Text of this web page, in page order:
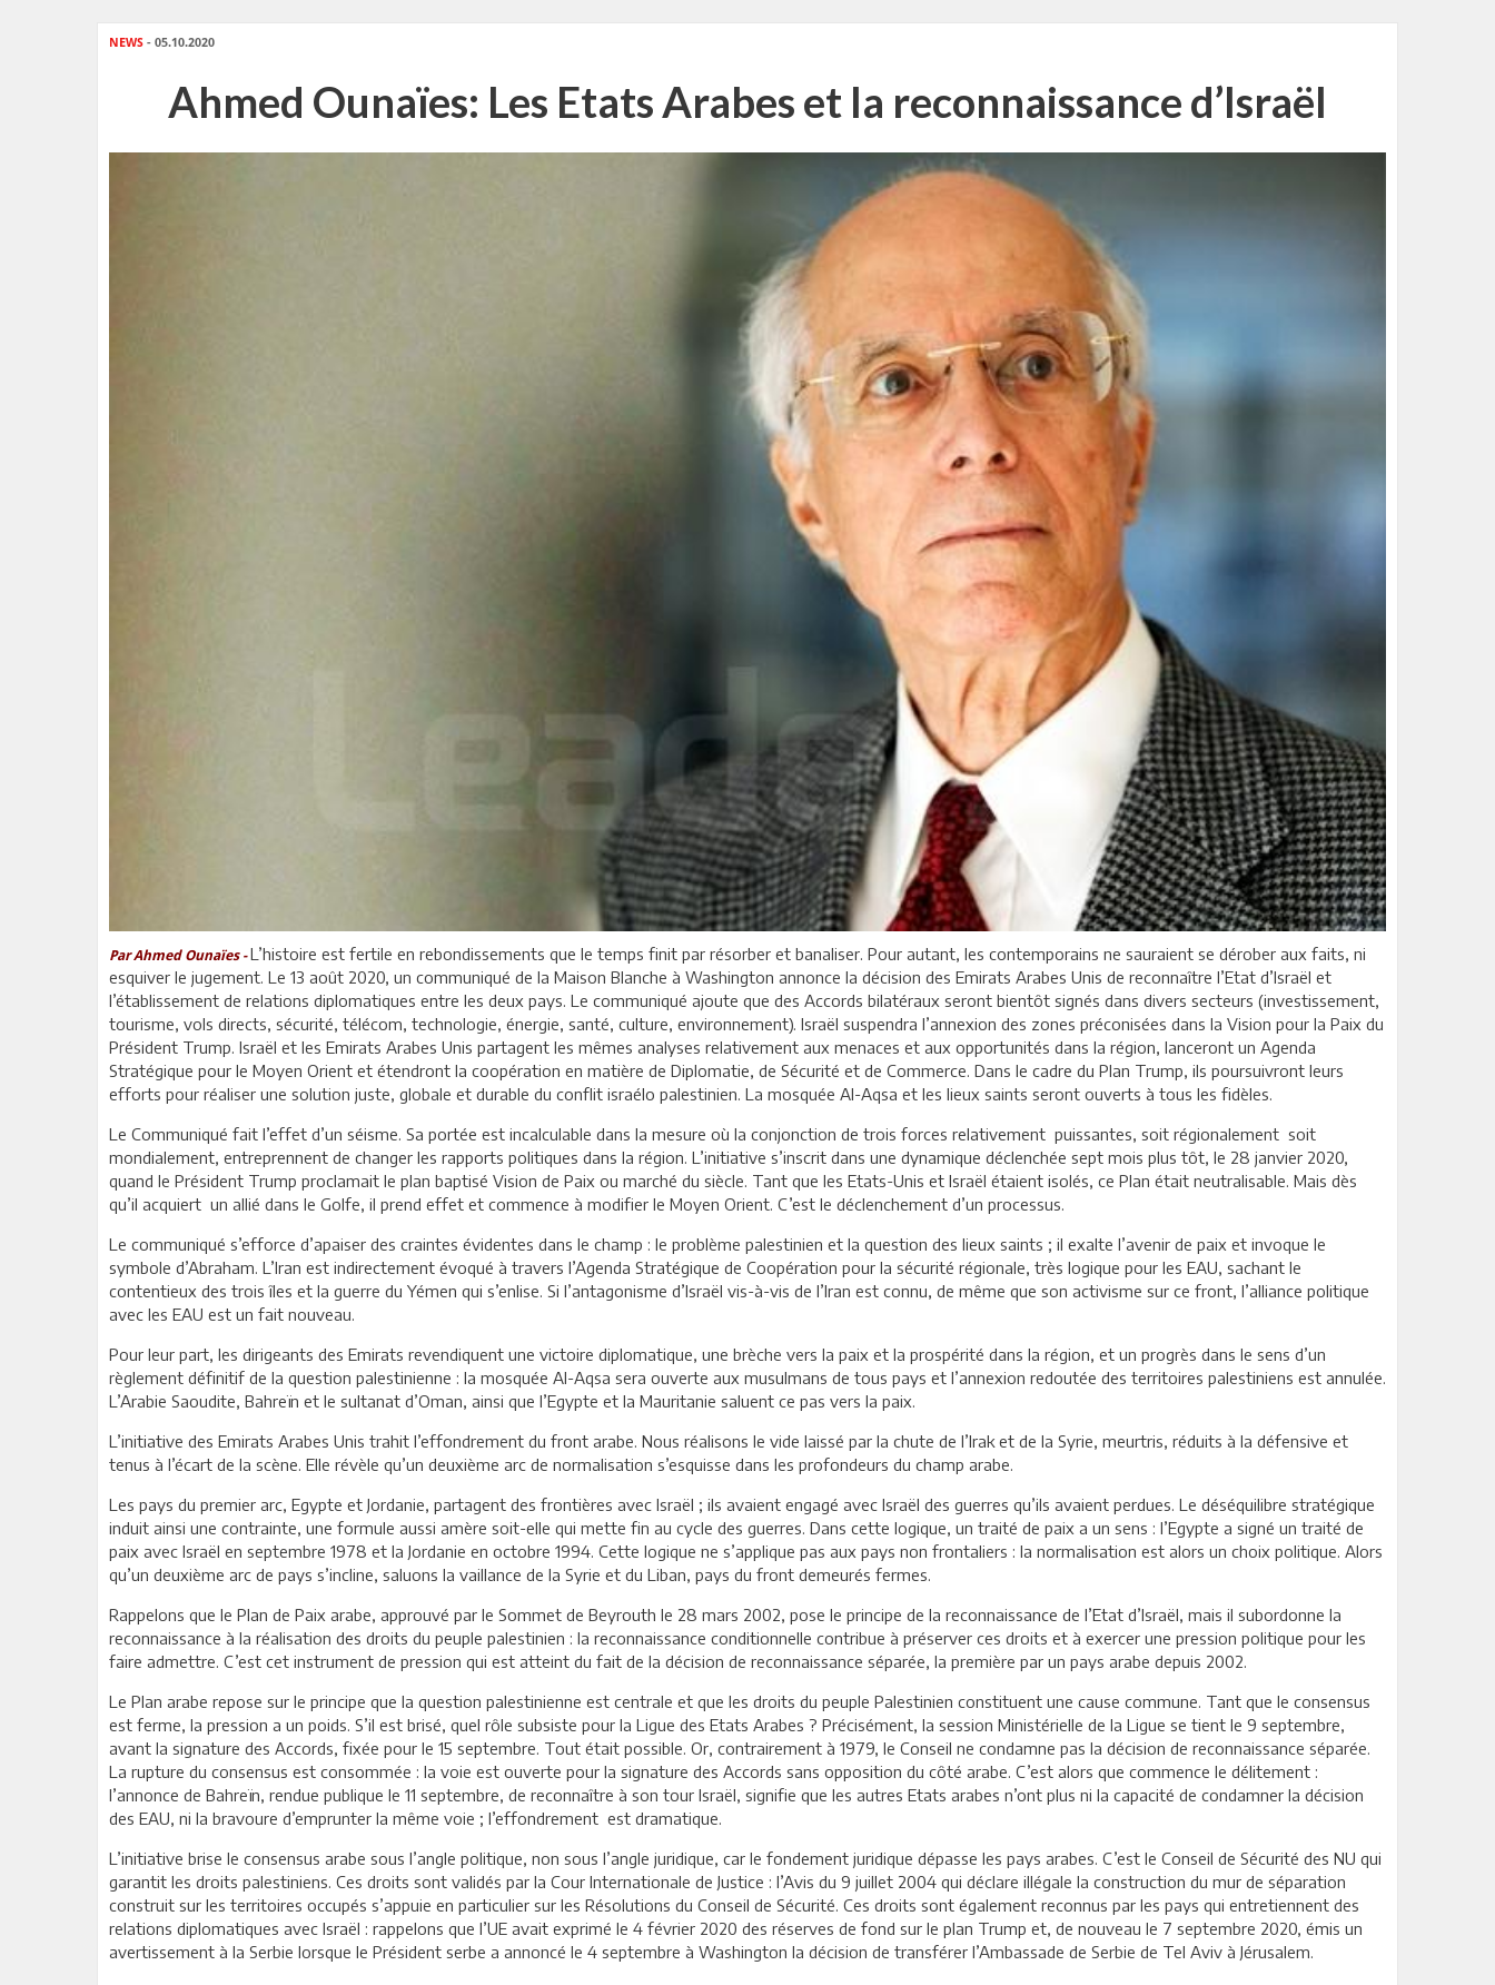
NEWS - 05.10.2020
Ahmed Ounaïes: Les Etats Arabes et la reconnaissance d’Israël
Par Ahmed Ounaïes -L’histoire est fertile en rebondissements que le temps finit par résorber et banaliser. Pour autant, les contemporains ne sauraient se dérober aux faits, ni
esquiver le jugement. Le 13 août 2020, un communiqué de la Maison Blanche à Washington annonce la décision des Emirats Arabes Unis de reconnaître l’Etat d’Israël et
l’établissement de relations diplomatiques entre les deux pays. Le communiqué ajoute que des Accords bilatéraux seront bientôt signés dans divers secteurs (investissement,
tourisme, vols directs, sécurité, télécom, technologie, énergie, santé, culture, environnement). Israël suspendra l’annexion des zones préconisées dans la Vision pour la Paix du
Président Trump. Israël et les Emirats Arabes Unis partagent les mêmes analyses relativement aux menaces et aux opportunités dans la région, lanceront un Agenda
Stratégique pour le Moyen Orient et étendront la coopération en matière de Diplomatie, de Sécurité et de Commerce. Dans le cadre du Plan Trump, ils poursuivront leurs
efforts pour réaliser une solution juste, globale et durable du conflit israélo palestinien. La mosquée Al-Aqsa et les lieux saints seront ouverts à tous les fidèles.
Le Communiqué fait l’effet d’un séisme. Sa portée est incalculable dans la mesure où la conjonction de trois forces relativement puissantes, soit régionalement soit
mondialement, entreprennent de changer les rapports politiques dans la région. L’initiative s’inscrit dans une dynamique déclenchée sept mois plus tôt, le 28 janvier 2020,
quand le Président Trump proclamait le plan baptisé Vision de Paix ou marché du siècle. Tant que les Etats-Unis et Israël étaient isolés, ce Plan était neutralisable. Mais dès
qu’il acquiert un allié dans le Golfe, il prend effet et commence à modifier le Moyen Orient. C’est le déclenchement d’un processus.
Le communiqué s’efforce d’apaiser des craintes évidentes dans le champ : le problème palestinien et la question des lieux saints ; il exalte l’avenir de paix et invoque le
symbole d’Abraham. L’Iran est indirectement évoqué à travers l’Agenda Stratégique de Coopération pour la sécurité régionale, très logique pour les EAU, sachant le
contentieux des trois îles et la guerre du Yémen qui s’enlise. Si l’antagonisme d’Israël vis-à-vis de l’Iran est connu, de même que son activisme sur ce front, l’alliance politique
avec les EAU est un fait nouveau.
Pour leur part, les dirigeants des Emirats revendiquent une victoire diplomatique, une brèche vers la paix et la prospérité dans la région, et un progrès dans le sens d’un
règlement définitif de la question palestinienne : la mosquée Al-Aqsa sera ouverte aux musulmans de tous pays et l’annexion redoutée des territoires palestiniens est annulée.
L’Arabie Saoudite, Bahreïn et le sultanat d’Oman, ainsi que l’Egypte et la Mauritanie saluent ce pas vers la paix.
L’initiative des Emirats Arabes Unis trahit l’effondrement du front arabe. Nous réalisons le vide laissé par la chute de l’Irak et de la Syrie, meurtris, réduits à la défensive et
tenus à l’écart de la scène. Elle révèle qu’un deuxième arc de normalisation s’esquisse dans les profondeurs du champ arabe.
Les pays du premier arc, Egypte et Jordanie, partagent des frontières avec Israël ; ils avaient engagé avec Israël des guerres qu’ils avaient perdues. Le déséquilibre stratégique
induit ainsi une contrainte, une formule aussi amère soit-elle qui mette fin au cycle des guerres. Dans cette logique, un traité de paix a un sens : l’Egypte a signé un traité de
paix avec Israël en septembre 1978 et la Jordanie en octobre 1994. Cette logique ne s’applique pas aux pays non frontaliers : la normalisation est alors un choix politique. Alors
qu’un deuxième arc de pays s’incline, saluons la vaillance de la Syrie et du Liban, pays du front demeurés fermes.
Rappelons que le Plan de Paix arabe, approuvé par le Sommet de Beyrouth le 28 mars 2002, pose le principe de la reconnaissance de l’Etat d’Israël, mais il subordonne la
reconnaissance à la réalisation des droits du peuple palestinien : la reconnaissance conditionnelle contribue à préserver ces droits et à exercer une pression politique pour les
faire admettre. C’est cet instrument de pression qui est atteint du fait de la décision de reconnaissance séparée, la première par un pays arabe depuis 2002.
Le Plan arabe repose sur le principe que la question palestinienne est centrale et que les droits du peuple Palestinien constituent une cause commune. Tant que le consensus
est ferme, la pression a un poids. S’il est brisé, quel rôle subsiste pour la Ligue des Etats Arabes ? Précisément, la session Ministérielle de la Ligue se tient le 9 septembre,
avant la signature des Accords, fixée pour le 15 septembre. Tout était possible. Or, contrairement à 1979, le Conseil ne condamne pas la décision de reconnaissance séparée.
La rupture du consensus est consommée : la voie est ouverte pour la signature des Accords sans opposition du côté arabe. C’est alors que commence le délitement :
l’annonce de Bahreïn, rendue publique le 11 septembre, de reconnaître à son tour Israël, signifie que les autres Etats arabes n’ont plus ni la capacité de condamner la décision
des EAU, ni la bravoure d’emprunter la même voie ; l’effondrement est dramatique.
L’initiative brise le consensus arabe sous l’angle politique, non sous l’angle juridique, car le fondement juridique dépasse les pays arabes. C’est le Conseil de Sécurité des NU qui
garantit les droits palestiniens. Ces droits sont validés par la Cour Internationale de Justice : l’Avis du 9 juillet 2004 qui déclare illégale la construction du mur de séparation
construit sur les territoires occupés s’appuie en particulier sur les Résolutions du Conseil de Sécurité. Ces droits sont également reconnus par les pays qui entretiennent des
relations diplomatiques avec Israël : rappelons que l’UE avait exprimé le 4 février 2020 des réserves de fond sur le plan Trump et, de nouveau le 7 septembre 2020, émis un
avertissement à la Serbie lorsque le Président serbe a annoncé le 4 septembre à Washington la décision de transférer l’Ambassade de Serbie de Tel Aviv à Jérusalem.